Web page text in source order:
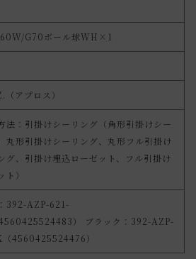
60W/G70ボール球WH×1
（アプロス）
法：引掛けシーリング（角形引掛けシー
丸形引掛けシーリング、丸形フル引掛け
グ、引掛け埋込ローゼット、フル引掛け
ト）
392-AZP-621-
） ブラック：392-AZP-
4560425524476）